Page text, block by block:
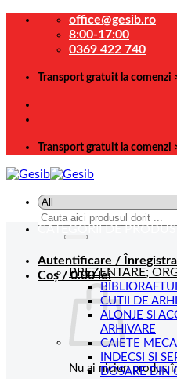
Skip
office@gesib.ro
8:00-17:00
0369 422 740
Transport gratuit la comenzi
Transport gratuit la comenzi
Caută
Autentificare /
Coș /0.00lei
Nu ai niciun produs
CATEGORII DE
PREZENTARE;
CUTII DE
ALONJE SI
ARHIVARE
CAIETE
INDECSI SI
DOSARE DIN